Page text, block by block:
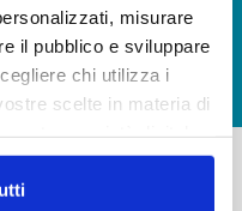
misurare
il pubblico e sviluppare
chi utilizza i
scelte in materia di
È possibile
in qualsiasi
GLOSSARIO
GIUDICA IL SERVIZIO
LAVORA CON NOI